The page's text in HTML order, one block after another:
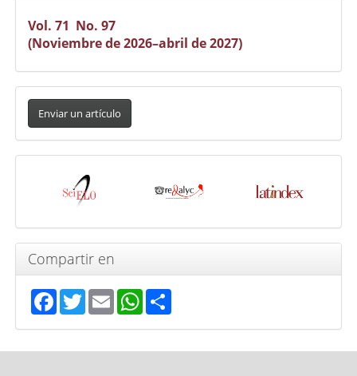
Vol. 71 No. 97
(Noviembre de 2026–abril de 2027)
Enviar
artículo
Enviar un artículo
Indexada
Compartir en
Facebook
TwitterEmailWhatsApp
Share